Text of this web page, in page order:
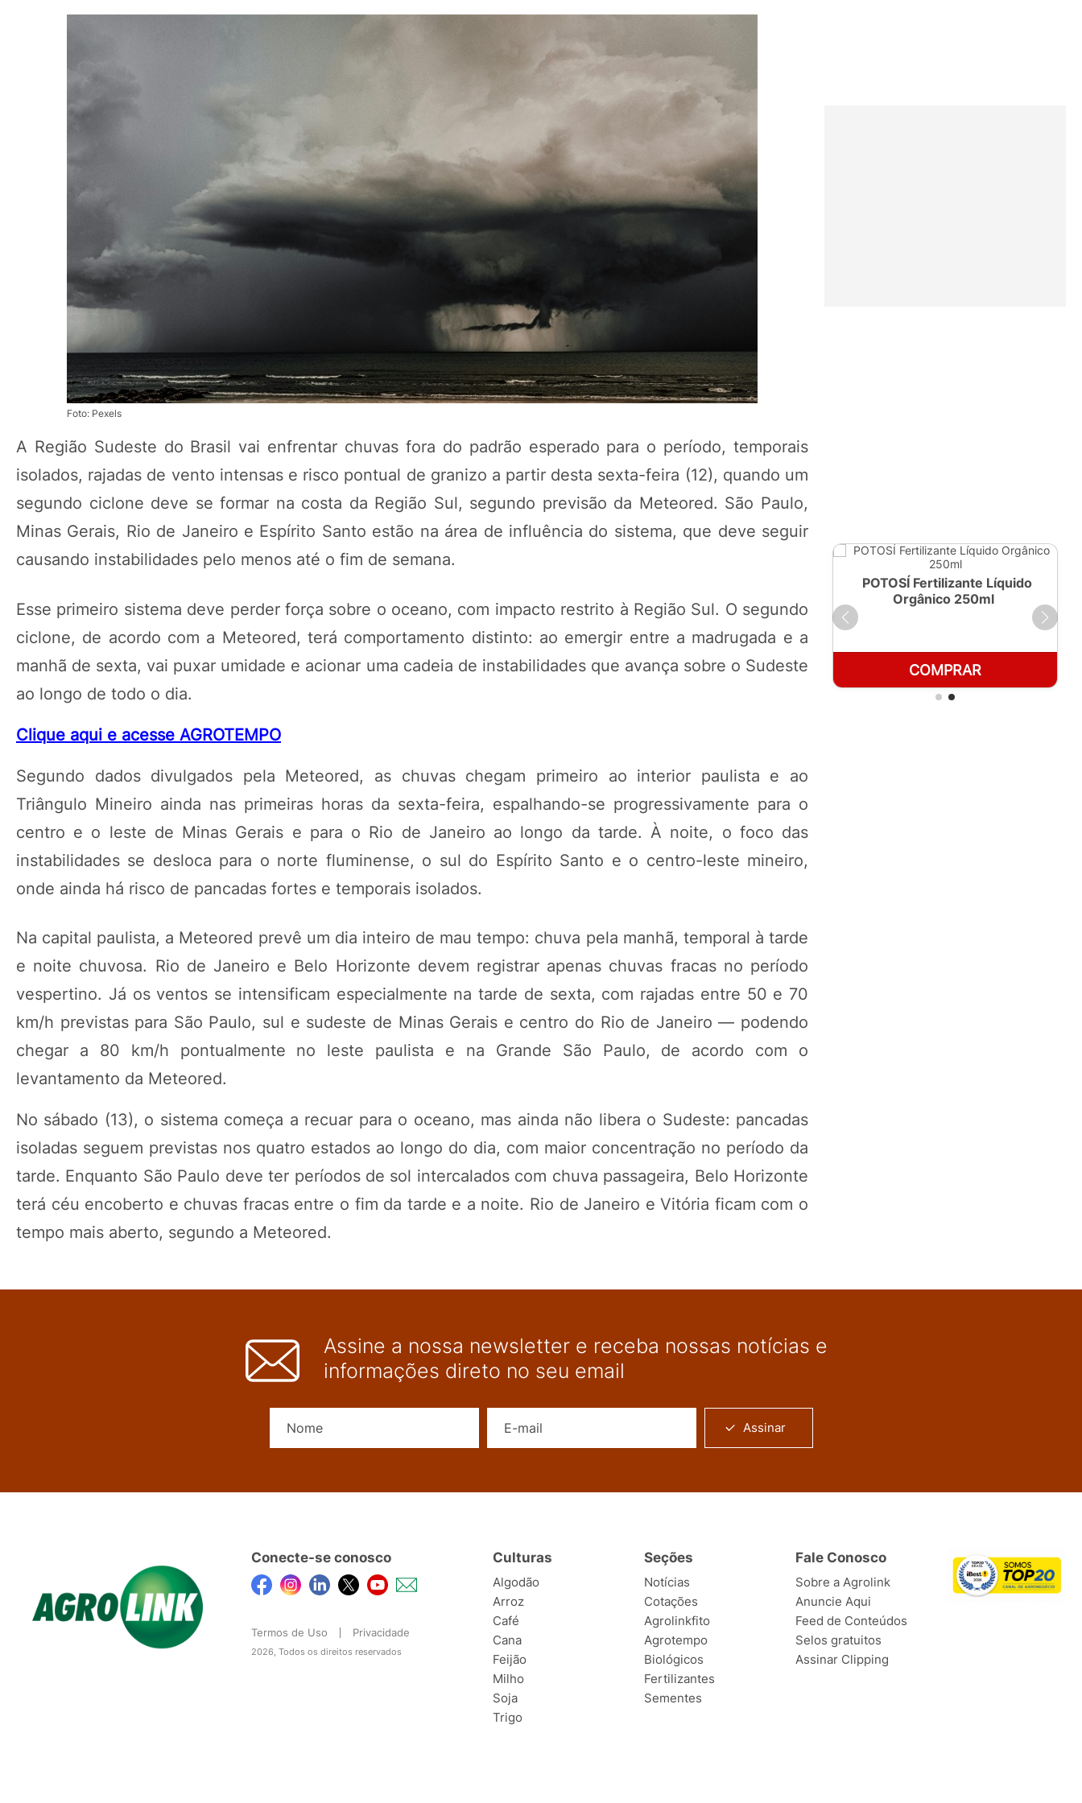
Foto: Pexels
A Região Sudeste do Brasil vai enfrentar chuvas fora do padrão esperado para o período, temporais
isolados, rajadas de vento intensas e risco pontual de granizo a partir desta sexta-feira (12), quando um
segundo ciclone deve se formar na costa da Região Sul, segundo previsão da Meteored. São Paulo,
Minas Gerais, Rio de Janeiro e Espírito Santo estão na área de influência do sistema, que deve seguir
causando instabilidades pelo menos até o fim de semana.
Esse primeiro sistema deve perder força sobre o oceano, com impacto restrito à Região Sul. O segundo
ciclone, de acordo com a Meteored, terá comportamento distinto: ao emergir entre a madrugada e a
manhã de sexta, vai puxar umidade e acionar uma cadeia de instabilidades que avança sobre o Sudeste
ao longo de todo o dia.
Clique aqui e acesse AGROTEMPO
Segundo dados divulgados pela Meteored, as chuvas chegam primeiro ao interior paulista e ao
Triângulo Mineiro ainda nas primeiras horas da sexta-feira, espalhando-se progressivamente para o
centro e o leste de Minas Gerais e para o Rio de Janeiro ao longo da tarde. À noite, o foco das
instabilidades se desloca para o norte fluminense, o sul do Espírito Santo e o centro-leste mineiro,
onde ainda há risco de pancadas fortes e temporais isolados.
Na capital paulista, a Meteored prevê um dia inteiro de mau tempo: chuva pela manhã, temporal à tarde
e noite chuvosa. Rio de Janeiro e Belo Horizonte devem registrar apenas chuvas fracas no período
vespertino. Já os ventos se intensificam especialmente na tarde de sexta, com rajadas entre 50 e 70
km/h previstas para São Paulo, sul e sudeste de Minas Gerais e centro do Rio de Janeiro — podendo
chegar a 80 km/h pontualmente no leste paulista e na Grande São Paulo, de acordo com o
levantamento da Meteored.
No sábado (13), o sistema começa a recuar para o oceano, mas ainda não libera o Sudeste: pancadas
isoladas seguem previstas nos quatro estados ao longo do dia, com maior concentração no período da
tarde. Enquanto São Paulo deve ter períodos de sol intercalados com chuva passageira, Belo Horizonte
terá céu encoberto e chuvas fracas entre o fim da tarde e a noite. Rio de Janeiro e Vitória ficam com o
tempo mais aberto, segundo a Meteored.
COMPRAR
POTOSÍ Fertilizante Líquido
Orgânico 250ml
COMPRAR
Assine a nossa newsletter e receba nossas notícias e
informações direto no seu email
Assinar
Conecte-se conosco
Termos de Uso Privacidade
2026, Todos os direitos reservados
Culturas
Algodão
Arroz
Café
Cana
Feijão
Milho
Soja
Trigo
Seções
Notícias
Cotações
Agrolinkfito
Agrotempo
Biológicos
Fertilizantes
Sementes
Fale Conosco
Sobre a Agrolink
Anuncie Aqui
Feed de Conteúdos
Selos gratuitos
Assinar Clipping